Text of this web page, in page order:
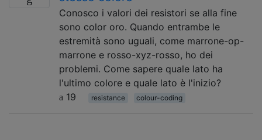
Conosco i valori dei resistori se alla fine
sono color oro. Quando entrambe le
estremità sono uguali, come marrone-op-
marrone e rosso-xyz-rosso, ho dei
problemi. Come sapere quale lato ha
l'ultimo colore e quale lato è l'inizio?
19
resistance colour-coding